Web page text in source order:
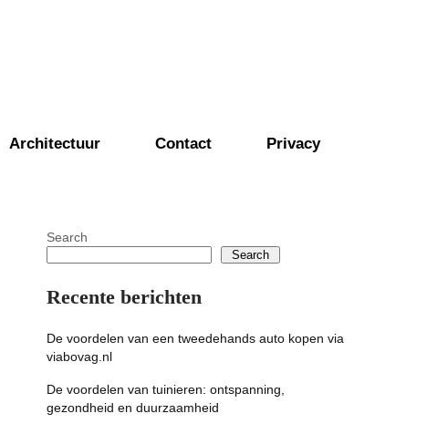
Architectuur Contact Privacy
Search
Search
Recente berichten
De voordelen van een tweedehands auto kopen via
viabovag.nl
De voordelen van tuinieren: ontspanning,
gezondheid en duurzaamheid